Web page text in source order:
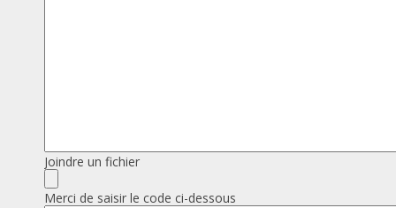
Joindre un fichier
Merci de saisir le code ci-dessous